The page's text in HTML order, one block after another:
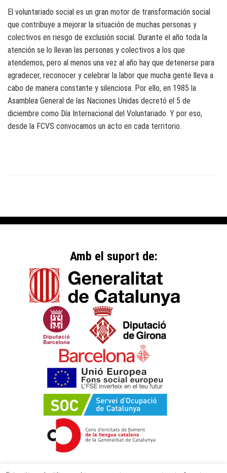
El voluntariado social es un gran motor de transformación social
que contribuye a mejorar la situación de muchas personas y
colectivos en riesgo de exclusión social. Durante el año toda la
atención se lo llevan las personas y colectivos a los que
atendemos, pero al menos una vez al año hay que detenerse para
agradecer, reconocer y celebrar la labor que mucha gente lleva a
cabo de manera constante y silenciosa. Por ello, en 1985 la
Asamblea General de las Naciones Unidas decretó el 5 de
diciembre como Día Internacional del Voluntariado. Y por eso,
desde la FCVS convocamos un acto en cada territorio.
Amb el suport de: